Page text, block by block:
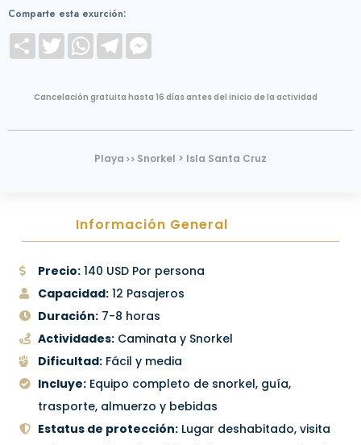
Comparte esta exurción:
S
a
e
T
w
t
e
W
h
a
s
A
p
T
e
g
r
m
e
n
e
Cancelación gratuita hasta 16 días antes del inicio de la actividad
Playa >> Snorkel > Isla Santa Cruz
Información General
Precio:140 USD Por persona
Capacidad:12 Pasajeros
Duración:7-8 horas
Actividades:Caminata y Snorkel
Dificultad:Fácil y media
Incluye:Equipo completo de snorkel, guía,
trasporte, almuerzo y bebidas
Estatus de protección:Lugar deshabitado, visita